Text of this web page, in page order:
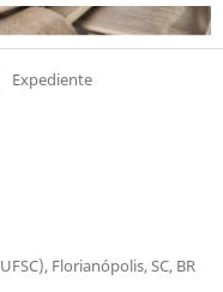
Expediente
Florianópolis, SC, BR